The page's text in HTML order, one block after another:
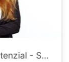
AUSVERKAUFT - Suchtpotenzial - Sexuelle Belustigung